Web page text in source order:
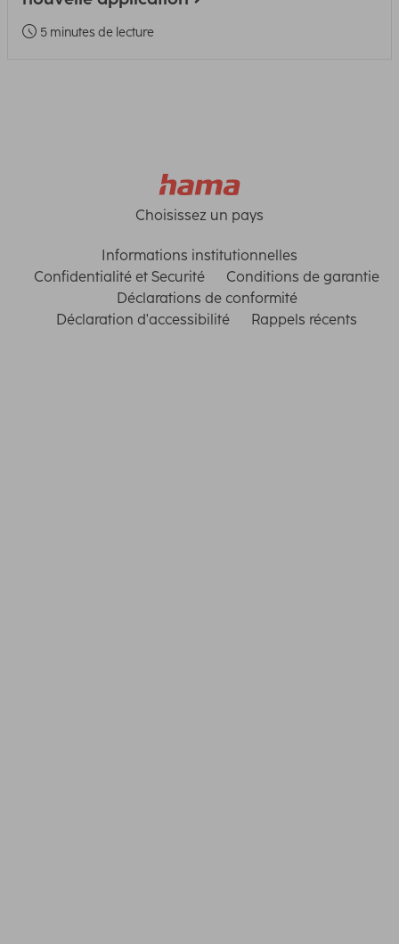
5 minutes de lecture
Choisissez un pays
Informations institutionnelles
Confidentialité et Securité
Conditions de garantie
Déclarations de conformité
Déclaration d'accessibilité
Rappels récents